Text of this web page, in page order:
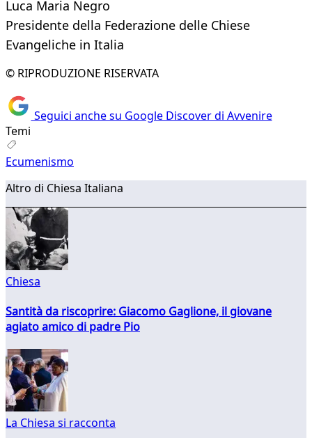
Luca Maria Negro
Presidente della Federazione delle Chiese
Evangeliche in Italia
© RIPRODUZIONE RISERVATA
Seguici anche su Google Discover di Avvenire
Temi
Ecumenismo
Altro di Chiesa Italiana
Chiesa
Santità da riscoprire: Giacomo Gaglione, il giovane
agiato amico di padre Pio
La Chiesa si racconta